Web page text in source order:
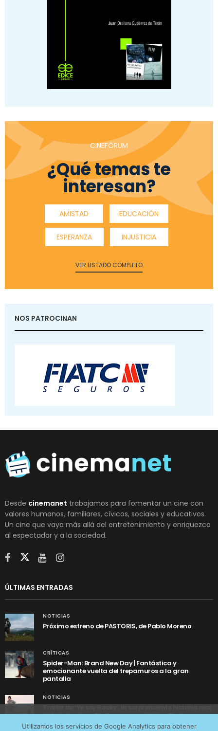
CINEFÓRUM
¿Qué temas te
interesan?
AMISTAD EDUCACIÓN
ESPERANZA INJUSTICIA
VER LISTADO COMPLETO
NOS PATROCINAN
Desde cinemanet trabajamos para fomentar un cine con
valores humanos, familiares, cívicos, sociales y educativos.
Un cine que vaya más allá del entretenimiento y enriquezca
al espectador y a la sociedad.
ÚLTIMAS ENTRADAS
NOTICIAS
Próximo estreno de PASTORIS, de Pablo Moreno
CRÍTICAS
Spider-Man: Brand New Day | Fantástica y
emocionante vuelta del trepamuros a la gran
pantalla
NOTICIAS
Tráiler de ‘Yo soy Rocky’, la sorprendente historia real
detrás de cómo Stallone se convirtió en Rocky
Utilizamos los servicios de Google Analytics para obtener